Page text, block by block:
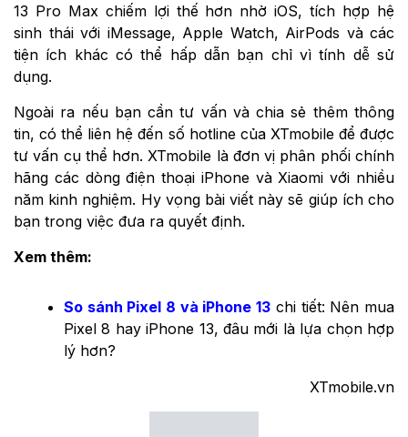
13 Pro Max chiếm lợi thế hơn nhờ iOS, tích hợp hệ
sinh thái với iMessage, Apple Watch, AirPods và các
tiện ích khác có thể hấp dẫn bạn chỉ vì tính dễ sử
dụng.
Ngoài ra nếu bạn cần tư vấn và chia sẻ thêm thông
tin, có thể liên hệ đến số hotline của XTmobile để được
tư vấn cụ thể hơn. XTmobile là đơn vị phân phối chính
hãng các dòng điện thoại iPhone và Xiaomi với nhiều
năm kinh nghiệm. Hy vọng bài viết này sẽ giúp ích cho
bạn trong việc đưa ra quyết định.
Xem thêm:
So sánh Pixel 8 và iPhone 13 chi tiết: Nên mua
Pixel 8 hay iPhone 13, đâu mới là lựa chọn hợp
lý hơn?
XTmobile.vn